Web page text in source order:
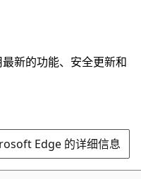
新的功能、安全更新和
Edge 的详细信息